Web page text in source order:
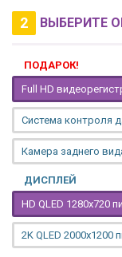
2 ВЫБЕРИТЕ
ПОДАРОК!
Full HD
Система контроля
Камера заднего
ДИСПЛЕЙ
HD QLED 1280x720
2K QLED 2000х1200